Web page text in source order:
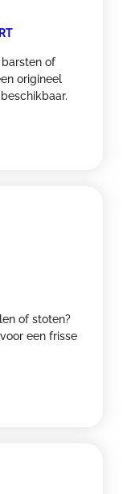
of
origineel
of stoten?
een frisse